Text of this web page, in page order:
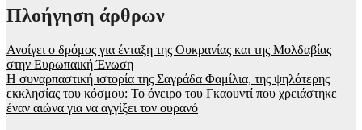
Πλοήγηση άρθρων
Ανοίγει ο δρόμος για ένταξη της Ουκρανίας και της Μολδαβίας
στην Ευρωπαική Ένωση
Η συναρπαστική ιστορία της Σαγράδα Φαμίλια, της ψηλότερης
εκκλησίας του κόσμου: Το όνειρο του Γκαουντί που χρειάστηκε
έναν αιώνα για να αγγίξει τον ουρανό